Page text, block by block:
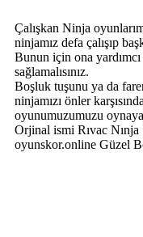
Çalışkan Ninja
ninjamız defa çalışıp
Bunun için ona
sağlamalısınız.
Boşluk tuşunu ya da
ninjamızı önler
oyunumuzumuzu
Orjinal ismi Rıvac
oyunskor.online Güzel